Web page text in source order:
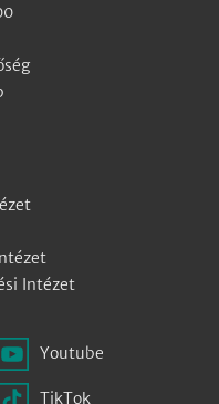
Intézet
Youtube
TikTok